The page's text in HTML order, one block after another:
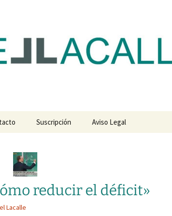
Suscripción Aviso Legal
reducir el déficit»
Lacalle